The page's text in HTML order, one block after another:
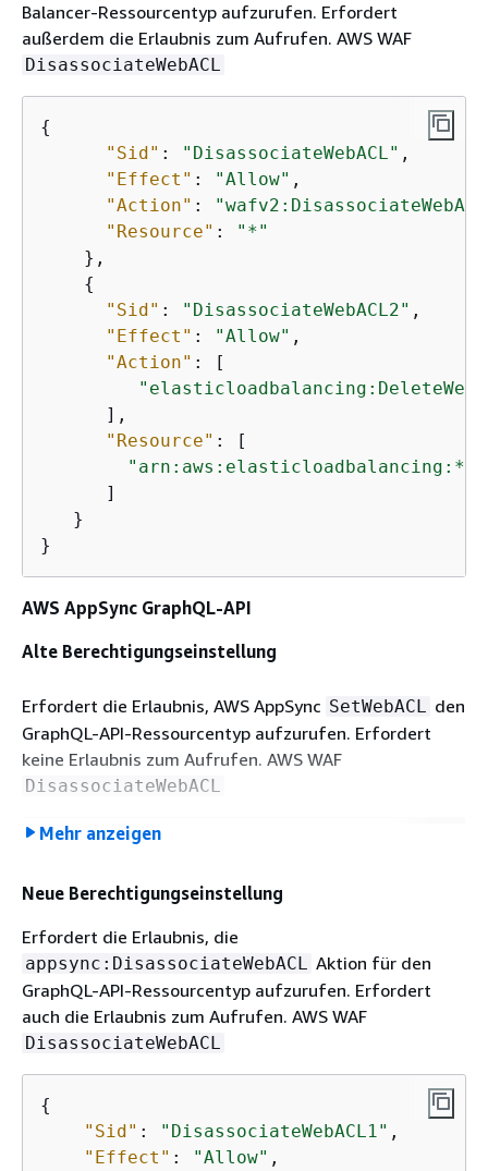
: [
Balancer-Ressourcentyp aufzurufen. Erfordert
außerdem die Erlaubnis zum Aufrufen. AWS WAF
DisassociateWebACL
{
"Sid" : "DisassociateWebACL" ,
"Effect" : "Allow" ,
"Action" :
"Resource" :
"*"
    },
{
"Sid" : "DisassociateWebACL2" ,
"Effect" : "Allow" ,
"Action" : [
      ],
"Resource" : [
"arn:aws:elasticloadbalancing:*:
      ]
   }
}
AWS AppSync GraphQL-API
Alte Berechtigungseinstellung
Erfordert die Erlaubnis, AWS AppSync SetWebACL den
GraphQL-API-Ressourcentyp aufzurufen. Erfordert
keine Erlaubnis zum Aufrufen. AWS WAF
DisassociateWebACL
"Effect": "Allow",
"Action"
: [
"appsync:SetWebACL"
    ],
"arn:aws:appsync:*:
Mehr anzeigen
Neue Berechtigungseinstellung
Erfordert die Erlaubnis, die
appsync:DisassociateWebACL Aktion für den
GraphQL-API-Ressourcentyp aufzurufen. Erfordert
auch die Erlaubnis zum Aufrufen. AWS WAF
DisassociateWebACL
{
"Sid" : "DisassociateWebACL1" ,
"Effect" : "Allow" ,